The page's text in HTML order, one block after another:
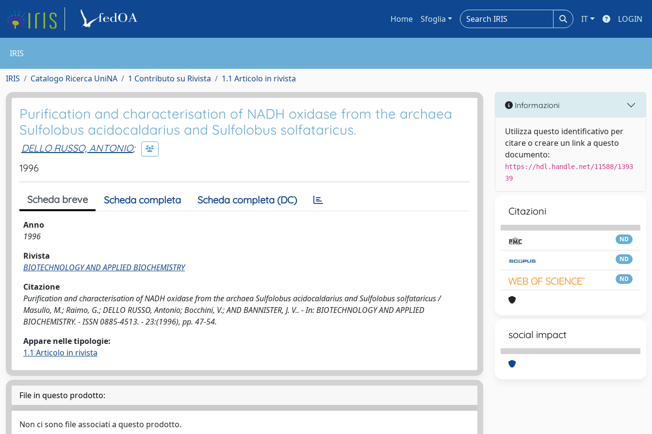
Home Sfoglia IT LOGIN
IRIS
IRIS Catalogo Ricerca UniNA 1 Contributo su Rivista 1.1 Articolo in rivista
Purification and characterisation of NADH oxidase from the archaea
Sulfolobus acidocaldarius and Sulfolobus solfataricus.
DELLO RUSSO, ANTONIO;
1996
Scheda breve Scheda completa Scheda completa (DC)
Anno
1996
Rivista
BIOTECHNOLOGY AND APPLIED BIOCHEMISTRY
Citazione
Purification and characterisation of NADH oxidase from the archaea Sulfolobus acidocaldarius and Sulfolobus solfataricus /
Masullo, M.; Raimo, G.; DELLO RUSSO, Antonio; Bocchini, V.; AND BANNISTER, J. V.. - In: BIOTECHNOLOGY AND APPLIED
BIOCHEMISTRY. - ISSN 0885-4513. - 23:(1996), pp. 47-54.
Appare nelle tipologie:
1.1 Articolo in rivista
File in questo prodotto:
Non ci sono file associati a questo prodotto.
Informazioni
Utilizza questo identificativo per
citare o creare un link a questo
documento:
https://hdl.handle.net/11588/1393
39
Citazioni
ND
ND
ND
social impact